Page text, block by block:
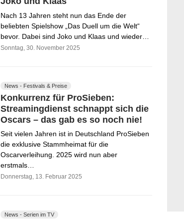
Nach 13 Jahren steht nun das Ende der
beliebten Spielshow „Das Duell um die Welt“
bevor. Dabei sind Joko und Klaas und wieder…
Sonntag, 30. November 2025
News - Festivals & Preise
Konkurrenz für ProSieben:
Streamingdienst schnappt sich die
Oscars – das gab es so noch nie!
Seit vielen Jahren ist in Deutschland ProSieben
die exklusive Stammheimat für die
Oscarverleihung. 2025 wird nun aber
erstmals…
Donnerstag, 13. Februar 2025
News - Serien im TV